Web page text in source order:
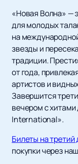
«Новая Волна» —
для молодых
на
звезды и
традиции.
от года,
артистов и
Завершится
вечером с
International».
Билеты на
покупки через